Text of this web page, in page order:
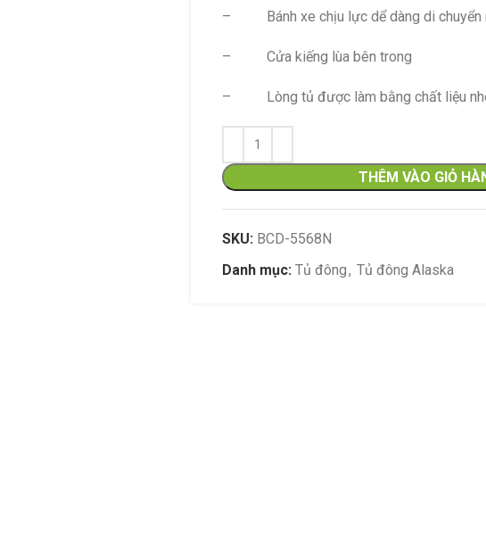
led
– Bánh xe chịu lực dể dàng di chuyển
– Cửa kiếng lùa bên trong
– Lòng tủ được làm bằng chất liệu
THÊM VÀO GIỎ
SKU: BCD-5568N
Danh mục: Tủ đông, Tủ đông Alaska